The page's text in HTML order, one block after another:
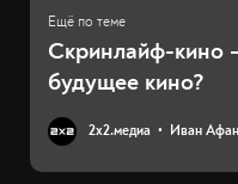
Скринлайф-кино
будущее кино?
2х2.медиа Иван